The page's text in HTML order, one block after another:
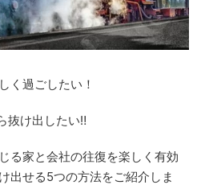
く過ごしたい！
抜け出したい‼
る家と会社の往復を楽しく有効
出せる5つの方法をご紹介しま